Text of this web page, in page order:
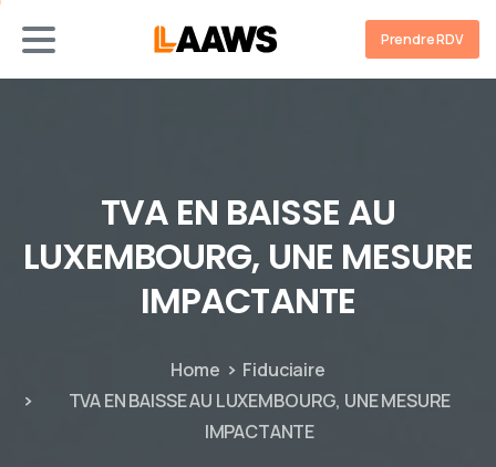
Prendre RDV
TVA EN BAISSE AU
LUXEMBOURG, UNE MESURE
IMPACTANTE
Home
Fiduciaire
TVA EN BAISSE AU LUXEMBOURG, UNE MESURE
IMPACTANTE